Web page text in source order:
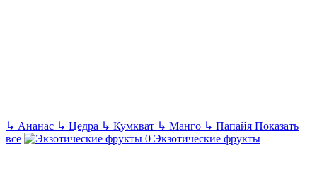
↳ Ананас ↳ Цедра ↳ Кумкват ↳ Манго ↳ Папайя Показать
все
Экзотические фрукты